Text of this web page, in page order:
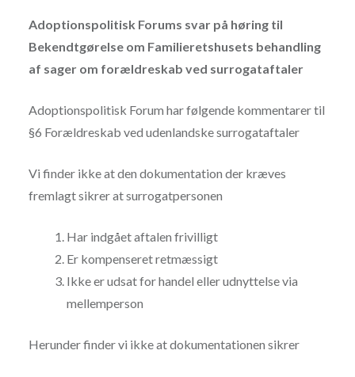
Adoptionspolitisk Forums svar på høring til
Bekendtgørelse om Familieretshusets behandling
af sager om forældreskab ved surrogataftaler
Adoptionspolitisk Forum har følgende kommentarer til
§6 Forældreskab ved udenlandske surrogataftaler
Vi finder ikke at den dokumentation der kræves
fremlagt sikrer at surrogatpersonen
Har indgået aftalen frivilligt
Er kompenseret retmæssigt
Ikke er udsat for handel eller udnyttelse via
mellemperson
Herunder finder vi ikke at dokumentationen sikrer